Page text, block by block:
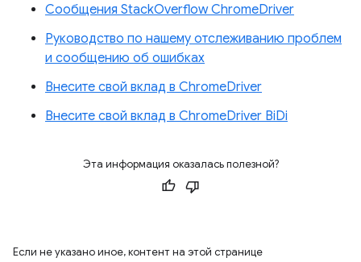
Сообщения StackOverflow ChromeDriver
Руководство по нашему отслеживанию проблем
и сообщению об ошибках
Внесите свой вклад в ChromeDriver
Внесите свой вклад в ChromeDriver BiDi
Эта информация оказалась полезной?
Если не указано иное, контент на этой странице